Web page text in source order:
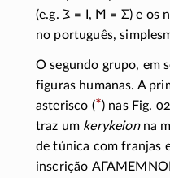
(e.g. 𐅠 = , Ϻ = Σ) e os
no português,
O segundo grupo, em
figuras humanas. A
asterisco (*) nas Fig.
traz um kerykeionna
de túnica com franjas
inscrição